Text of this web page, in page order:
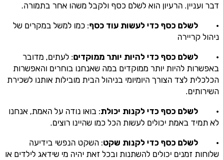
דבר ועניין. הרעיון הוא לשלם כסף ולקבל משהו אחר בתמורה.
· לשלם כסף כדי לעשות עוד כסף: כמו למשל במקרים של
ניהול קריירה
· לשלם כסף כדי להיות יותר ממוקדים: לעתים, מדובר
באפשרות להיות יותר ממוקדים במה שאנחנו בוחרים והאפשרות
הכלכלית לצד הצורך היומיומי בניהול הבית מובילות אותנו לשכירת
השירותים.
· לשלם כסף כדי לקנות יכולת: בואו נודה על האמת, אנחנו
לא תמיד באמת יכולים לעשות הכל כמו שהיינו רוצים.
· לשלם כסף כדי לקנות שקט: השקט הנפשי בידיעה
שלוחות זמנים יכולים להשתנות ובכל זאת יהיה מי שידאג לילדים או